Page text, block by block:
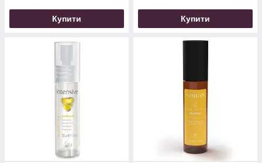
Купити Купити